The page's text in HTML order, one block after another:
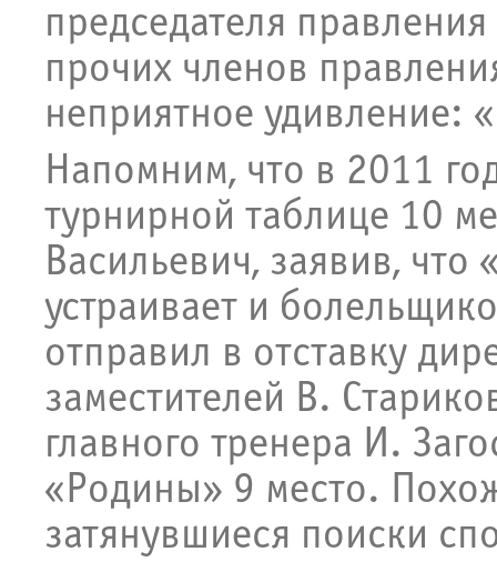
председателя
прочих членов
неприятное удивление:
Напомним, что в 2011
турнирной таблице 10
Васильевич, заявив, что
устраивает и
отправил в отставку
заместителей В.
главного тренера И.
«Родины» 9 место.
затянувшиеся поиски